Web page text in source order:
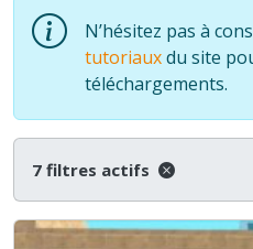
N’hésitez pas à
tutoriauxdu site
téléchargements.
7 filtres actifs